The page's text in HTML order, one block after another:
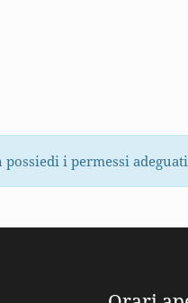
i permessi